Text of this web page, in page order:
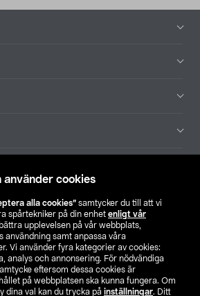
använder cookies
alla cookies” samtycker du till att vi
spårtekniker på din enhet enligt vår
upplevelsen på vår webbplats,
användning samt anpassa våra
Vi använder fyra kategorier av cookies:
analys och annonsering. För nödvändiga
eftersom dessa cookies är
på webbplatsen ska kunna fungera. Om
dina val kan du trycka på inställningar. Ditt
Hitta butik
SE NO FI